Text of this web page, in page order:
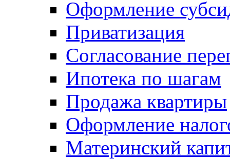
Оформление
Приватизация
Согласование
Ипотека по шагам
Продажа квартиры
Оформление
Материнский